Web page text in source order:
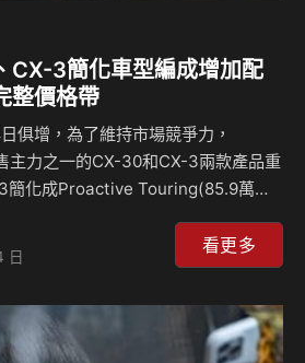
CX-3簡化車型編成增加配
價格帶
俱增，為了維持市場競爭力，
主力之一的CX-30和CX-3兩款產品重
簡化成Proactive Touring(85.9萬
萬元)、20S Premium(104.8萬
萬元)三款車型，讓品牌跨界休旅
CX-3推出的Vivid Edition特仕車主要
、Vivid …
日
看更多